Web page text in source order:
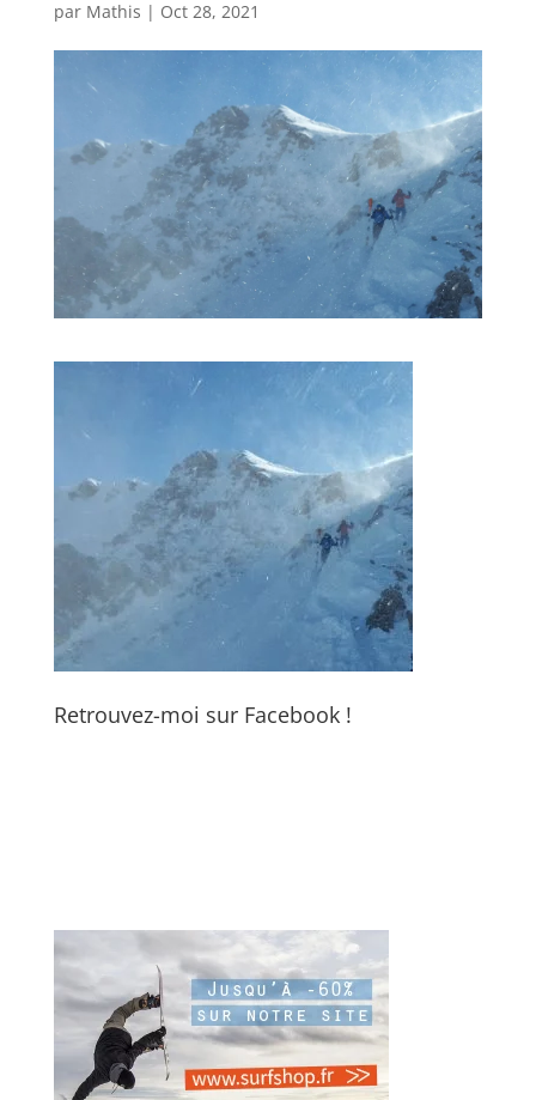
par Mathis | Oct 28, 2021
Retrouvez-moi sur Facebook !